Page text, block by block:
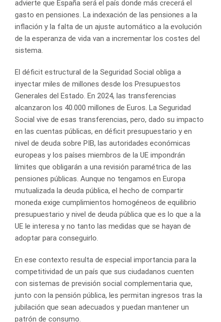
advierte que España será el país donde más crecerá el
gasto en pensiones. La indexación de las pensiones a la
inflación y la falta de un ajuste automático a la evolución
de la esperanza de vida van a incrementar los costes del
sistema.
El déficit estructural de la Seguridad Social obliga a
inyectar miles de millones desde los Presupuestos
Generales del Estado. En 2024, las transferencias
alcanzaron los 40.000 millones de Euros. La Seguridad
Social vive de esas transferencias, pero, dado su impacto
en las cuentas públicas, en déficit presupuestario y en
nivel de deuda sobre PIB, las autoridades económicas
europeas y los países miembros de la UE impondrán
límites que obligarán a una revisión paramétrica de las
pensiones públicas. Aunque no tengamos en Europa
mutualizada la deuda pública, el hecho de compartir
moneda exige cumplimientos homogéneos de equilibrio
presupuestario y nivel de deuda pública que es lo que a la
UE le interesa y no tanto las medidas que se hayan de
adoptar para conseguirlo.
En ese contexto resulta de especial importancia para la
competitividad de un país que sus ciudadanos cuenten
con sistemas de previsión social complementaria que,
junto con la pensión pública, les permitan ingresos tras la
jubilación que sean adecuados y puedan mantener un
patrón de consumo.